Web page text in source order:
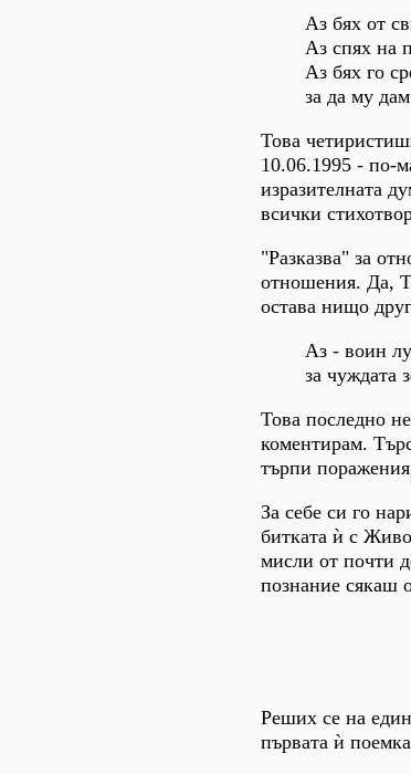
Аз бях от
Аз спях на
Аз бях го
за да му
Това
10.06.1995 - по-
изразителната
всички
"Разказва" за
отношения. Да,
остава нищо
Аз - воин
за чуждата
Това последно
коментирам.
търпи
За себе си го
битката ѝ с
мисли от почти
познание сякаш
Реших се на
първата ѝ